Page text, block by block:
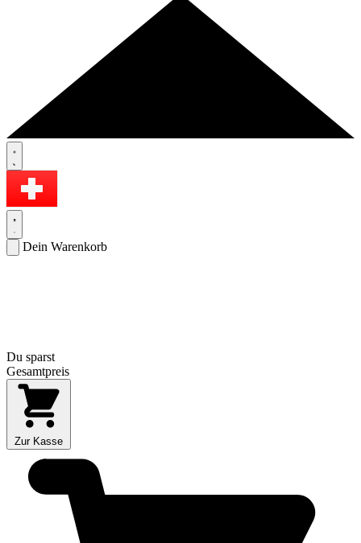
Dein Warenkorb
Du sparst
Gesamtpreis
Zur Kasse